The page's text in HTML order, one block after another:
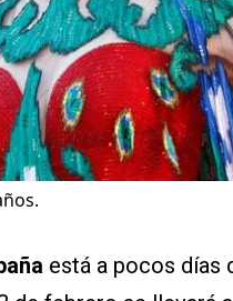
está a pocos días